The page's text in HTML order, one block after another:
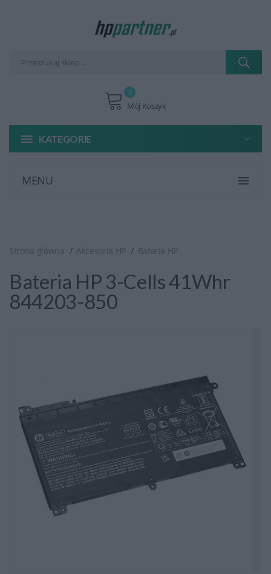
Mój Koszyk
0
KATEGORIE
MENU
Strona główna Akcesoria HP Baterie HP
Bateria HP 3-Cells 41Whr
844203-850